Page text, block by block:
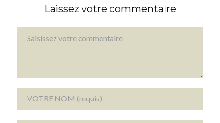
Laissez votre commentaire